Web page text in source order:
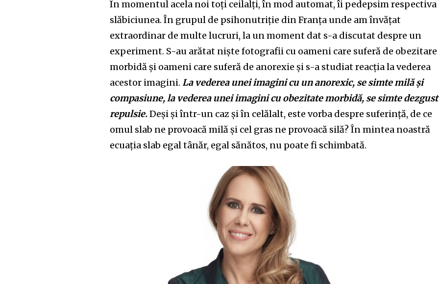
În momentul acela noi toți ceilalți, în mod automat, îi pedepsim respectiva
slăbiciunea. În grupul de psihonutriție din Franța unde am învățat
extraordinar de multe lucruri, la un moment dat s-a discutat despre un
experiment. S-au arătat niște fotografii cu oameni care suferă de obezitare
morbidă și oameni care suferă de anorexie și s-a studiat reacția la vederea
acestor imagini.La vederea unei imagini cu un anorexic, se simte milă și
compasiune, la vederea unei imagini cu obezitate morbidă, se simte
repulsie.Deși și într-un caz și în celălalt, este vorba despre suferință, de ce
omul slab ne provoacă milă și cel gras ne provoacă silă? În mintea noastră
ecuația slab egal tânăr, egal sănătos, nu poate fi schimbată.